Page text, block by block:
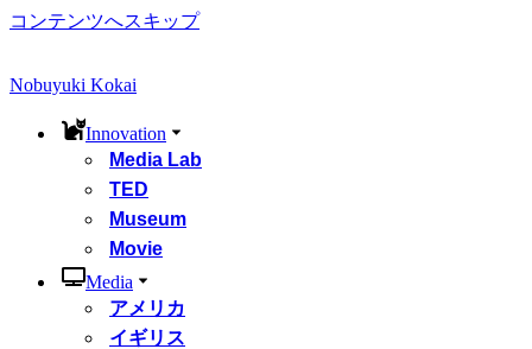
コンテンツへスキップ
Nobuyuki Kokai
Innovation
Media Lab
TED
Museum
Movie
Media
アメリカ
イギリス